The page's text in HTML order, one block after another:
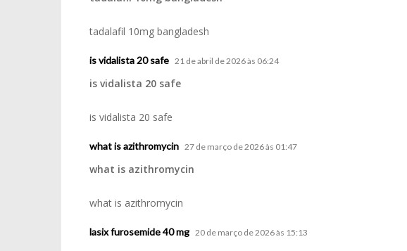
tadalafil 10mg bangladesh
is vidalista 20 safe 21 de abril de 2026 às 06:24
is vidalista 20 safe
is vidalista 20 safe
what is azithromycin 27 de março de 2026 às 01:47
what is azithromycin
what is azithromycin
lasix furosemide 40 mg 20 de março de 2026 às 15:13